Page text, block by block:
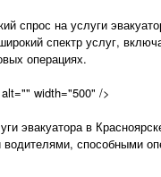
на услуги
спектр услуг,
операциях.
width="500" />
эвакуатора в
способными